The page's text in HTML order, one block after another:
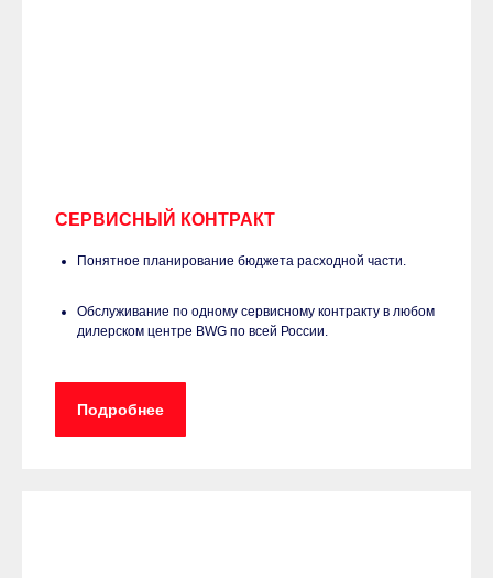
СЕРВИСНЫЙ КОНТРАКТ
Понятное планирование бюджета расходной части.
Обслуживание по одному сервисному контракту в любом
дилерском центре BWG по всей России.
Подробнее